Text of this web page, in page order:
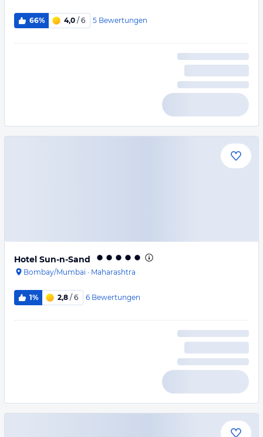
66% 4,0 / 6 5 Bewertungen
Hotel Sun-n-Sand
Bombay/Mumbai · Maharashtra
1% 2,8 / 6 6 Bewertungen